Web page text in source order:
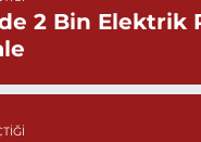
2 Bin Elektrik